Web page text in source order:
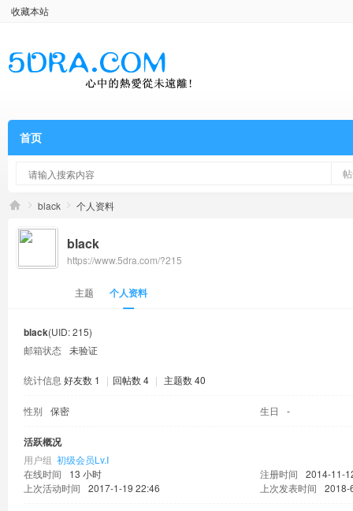
收藏本站
首页
black 个人资料
black
https://www.5dra.com/?215
主题 个人资料
black(UID: 215)
邮箱状态 未验证
统计信息 好友数 1 | 回帖数 4 | 主题数 40
性别 保密 生日 -
活跃概况
用户组 初级会员Lv.Ⅰ
在线时间
13 小时 注册时间
2014-11-
上次活动时间
2017-1-19 22:46 上次发表时间 2018-